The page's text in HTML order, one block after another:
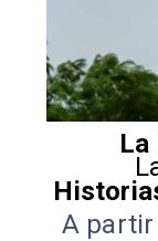
La
A partir